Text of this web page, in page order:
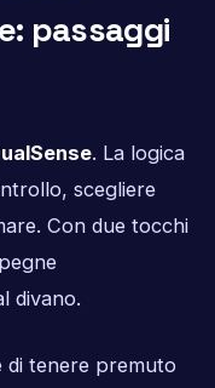
passaggi
. La logica
scegliere
Con due tocchi
divano.
di tenere premuto